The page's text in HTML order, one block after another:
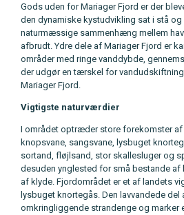
Gods uden for Mariager Fjord er der
den dynamiske kystudvikling sat i stå
naturmæssige sammenhæng mellem
afbrudt. Ydre dele af Mariager Fjord er
områder med ringe vanddybde,
der udgør en tærskel for
Mariager Fjord.
Vigtigste naturværdier
I området optræder store forekomster
knopsvane, sangsvane, lysbuget
sortand, fløjlsand, stor skallesluger og
desuden ynglested for små bestande af
af klyde. Fjordområdet er et af landets
lysbuget knortegås. Den lavvandede
omkringliggende strandenge og marker